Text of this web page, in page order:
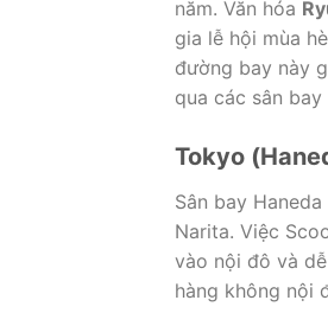
năm. Văn hóa
gia lễ hội mùa
đường bay này
qua các sân
Tokyo
Sân bay
Narita. Việc
vào nội đô và
hàng không nội